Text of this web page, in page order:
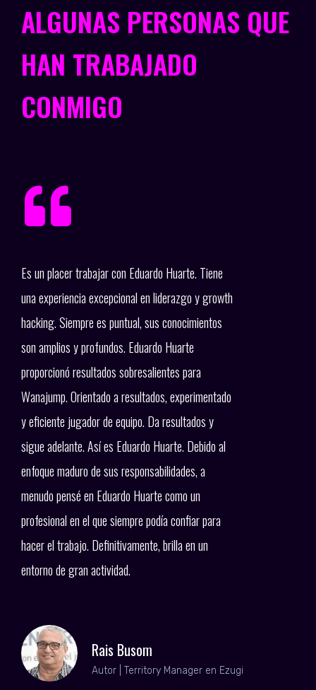
ALGUNAS PERSONAS QUE
HAN TRABAJADO
CONMIGO
Es un placer trabajar con Eduardo Huarte. Tiene
una experiencia excepcional en liderazgo y growth
hacking. Siempre es puntual, sus conocimientos
son amplios y profundos. Eduardo Huarte
proporcionó resultados sobresalientes para
Wanajump. Orientado a resultados, experimentado
y eficiente jugador de equipo. Da resultados y
sigue adelante. Así es Eduardo Huarte. Debido al
enfoque maduro de sus responsabilidades, a
menudo pensé en Eduardo Huarte como un
profesional en el que siempre podía confiar para
hacer el trabajo. Definitivamente, brilla en un
entorno de gran actividad.
Rais Busom
Autor | Territory Manager en Ezugi